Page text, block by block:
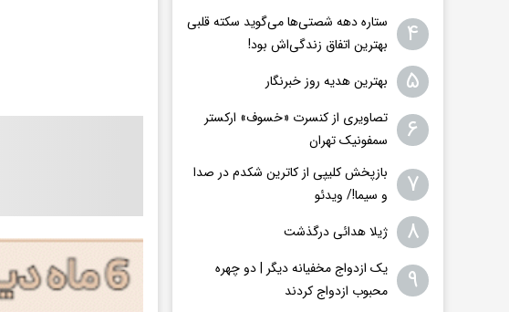
۴
ستاره دهه شصتی‌ها می‌گوید سکته قلبی
بهترین اتفاق زندگی‌اش بود!
۵ بهترین هدیه روز خبرنگار
۶
تصاویری از کنسرت «خسوف» ارکستر
سمفونیک تهران
۷
بازپخش کلیپی از کاترین شکدم در صدا
و سیما!/ ویدئو
۸ ژیلا هدائی درگذشت
۹
یک ازدواج مخفیانه دیگر | دو چهره
محبوب ازدواج کردند